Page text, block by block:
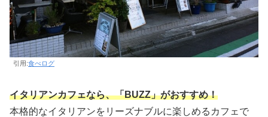
引用:食べログ
イタリアンカフェなら、「BUZZ」がおすすめ！
本格的なイタリアンをリーズナブルに楽しめるカフェで